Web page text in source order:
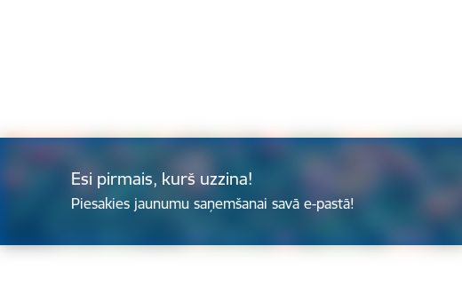
Esi pirmais, kurš uzzina!
Piesakies jaunumu saņemšanai savā e-pastā!